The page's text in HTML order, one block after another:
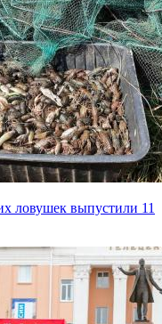
ловушек выпустили 11